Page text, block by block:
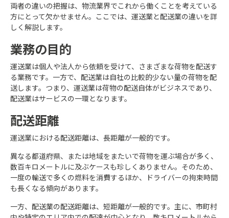
両者の違いの把握は、物流業界でこれから働くことを考えている
方にとって欠かせません。ここでは、運送業と配送業の違いを詳
しく解説します。
業務の目的
運送業は個人や法人から依頼を受けて、さまざまな荷物を配送す
る業務です。一方で、配送業は自社の比較的少ない量の荷物を配
送します。つまり、運送業は荷物の配送自体がビジネスであり、
配送業はサービスの一環となります。
配送距離
運送業における配送距離は、長距離が一般的です。
異なる都道府県、または地域をまたいで荷物を運ぶ場合が多く、
数百キロメートルに及ぶケースも珍しくありません。そのため、
一度の輸送で多くの燃料を消費するほか、ドライバーの拘束時間
も長くなる傾向があります。
一方、配送業の配送距離は、短距離が一般的です。主に、市町村